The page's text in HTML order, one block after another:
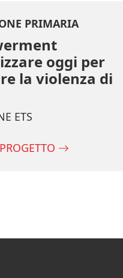
PRIMARIA
oggi per
la violenza di
ETS